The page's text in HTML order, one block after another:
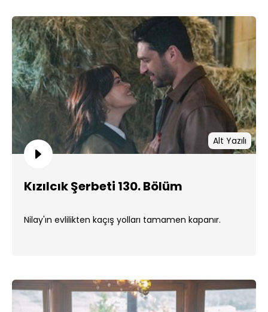
Alt Yazılı
Kızılcık Şerbeti 130. Bölüm
Nilay'ın evlilikten kaçış yolları tamamen kapanır.